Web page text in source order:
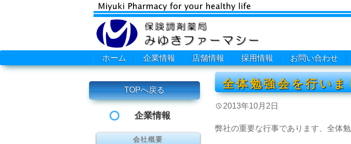
ホーム 企業情報 店舗情報 採用情報 お問い合わせ
全体勉強会を行い
2013年10月2日
弊社の重要な行事であります、全体
TOPへ戻る
企業情報
会社概要